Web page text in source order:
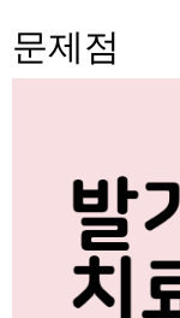
문제점